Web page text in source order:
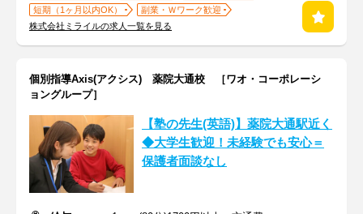
短期（1ヶ月以内OK）
副業・Ｗワーク歓迎
株式会社ミライルの求人一覧を見る
個別指導Axis(アクシス) 薬院大通校 ［ワオ・コーポレーシ
ョングループ］
【塾の先生(英語)】薬院大通駅近く
◆大学生歓迎！未経験でも安心＝
保護者面談なし